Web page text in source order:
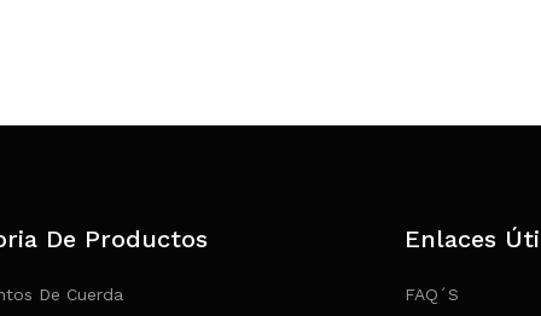
De Productos
De Cuerda
Enlaces
FAQ´s